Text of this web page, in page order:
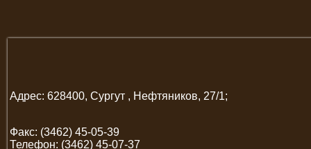
Адрес: 628400, Сургут , Нефтяников, 27/1;
Факс: (3462) 45-05-39
Телефон: (3462) 45-07-37